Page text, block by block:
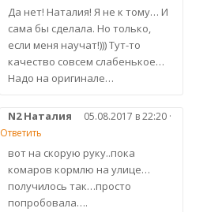
Да нет! Наталия! Я не к тому… И
сама бы сделала. Но только,
если меня научат!))) Тут-то
качество совсем слабенькое…
Надо на оригинале…
N2 Наталия
05.08.2017 в 22:20 ·
Ответить
вот на скорую руку..пока
комаров кормлю на улице…
получилось так…просто
попробовала….